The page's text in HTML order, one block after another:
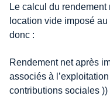
Le calcul du rendement
location vide imposé
donc :
Rendement net après
associés à
contributions sociales ))